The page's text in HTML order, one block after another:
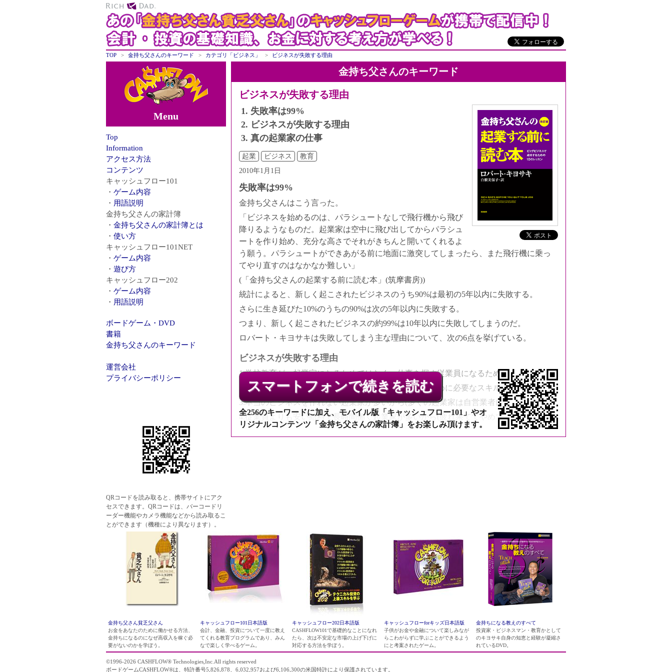
TOP 金持ち父さんのキーワード カテゴリ「ビジネス」 ビジネスが失敗する理由
金持ち父さんのキーワード
ビジネスが失敗する理由
失敗率は99%
ビジネスが失敗する理由
真の起業家の仕事
起業 ビジネス
教育
2010年1月1日
失敗率は99%
金持ち父さんはこう言った。
「ビジネスを始めるのは、パラシュートなしで飛行機から飛び
降りるようなものだ。起業家は空中に飛び出してからパラシュ
ートを作り始め、充分な高さでそれがきちんと開いてくれるよ
う願う。パラシュートができあがる前に地面に激突してしまったら、また飛行機に乗っ
てやり直すのはなかなか難しい」
(「金持ち父さんの起業する前に読む本」(筑摩書房))
統計によると、新しく起こされたビジネスのうち90%は最初の5年以内に失敗する。
さらに生き延びた10%のうちの90%は次の5年以内に失敗する。
つまり、新しく起こされたビジネスの約99%は10年以内に失敗してしまうのだ。
ロバート・キヨサキは失敗してしまう主な理由について、次の6点を挙げている。
ビジネスが失敗する理由
1.学校教育が、起業家になるためではなく、仕事を探す従業員になるための訓練だから
2.従業員になるために必要なスキルと、起業家になるために必要なスキルは異なるから
3.本当のビジネスを作れない起業家が多いから(多くの起業家は自営業者になってしまう)
4.従業員よりも安い給料で長時間働く起業家が多いから(疲れ果ててやめてしまう)
5.実社会でのビジネス経験も、資本も充分に持たずにビジネスを始める起業家が多いから
スマートフォンで続きを読む
全256のキーワードに加え、モバイル版「キャッシュフロー101」やオ
リジナルコンテンツ「金持ち父さんの家計簿」をお楽しみ頂けます。
QRコードでアクセス
Menu
Top
Information
アクセス方法
コンテンツ
キャッシュフロー101
ゲーム内容
用語説明
金持ち父さんの家計簿
金持ち父さんの家計簿とは
使い方
キャッシュフロー101NET
ゲーム内容
遊び方
キャッシュフロー202
ゲーム内容
用語説明
ボードゲーム・DVD
書籍
金持ち父さんのキーワード
運営会社
プライバシーポリシー
QRコードを読み取ると、携帯サイトにアク
セスできます。QRコードは、バーコードリ
ーダー機能やカメラ機能などから読み取るこ
とができます（機種により異なります）。
金持ち父さん貧乏父さん
お金をあなたのために働かせる方法、
金持ちになるのになぜ高収入を稼ぐ必
要がないのかを学ぼう。
キャッシュフロー101日本語版
会計、金融、投資について一度に教え
てくれる教育プログラムであり、みん
なで楽しく学べるゲーム。
キャッシュフロー202日本語版
CASHFLOW101で基礎的なことになれ
たら、次は不安定な市場の上げ下げに
対応する方法を学ぼう。
キャッシュフローforキッズ日本語版
子供がお金や金融について楽しみなが
らこわがらずに学ぶことができるよう
にと考案されたゲーム。
金持ちになる教えのすべて
投資家・ビジネスマン・教育かとして
のキヨサキ自身の知恵と経験が凝縮さ
れているDVD。
©1996-2026 CASHFLOW® Technologies,Inc.All rights reserved
ボードゲームCASHFLOW®は、特許番号5,826,878、6,032,957および6,106,300の米国特許により保護されています。